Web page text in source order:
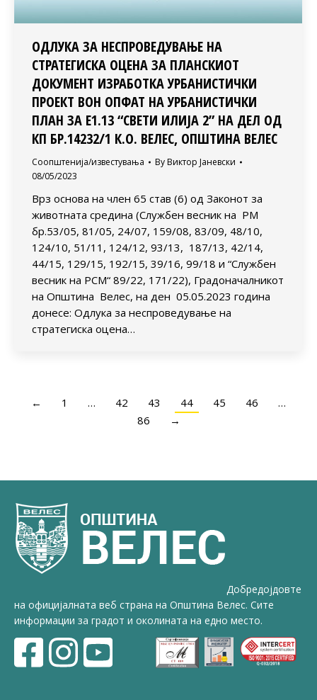
ОДЛУКА ЗА НЕСПРОВЕДУВАЊЕ НА
СТРАТЕГИСКА ОЦЕНА ЗА ПЛАНСКИОТ
ДОКУМЕНТ ИЗРАБОТКА УРБАНИСТИЧКИ
ПРОЕКТ ВОН ОПФАТ НА УРБАНИСТИЧКИ
ПЛАН ЗА Е1.13 “СВЕТИ ИЛИЈА 2” НА ДЕЛ ОД
КП БР.14232/1 К.О. ВЕЛЕС, ОПШТИНА ВЕЛЕС
Соопштенија/известувања By Виктор Јаневски
08/05/2023
Врз основа на член 65 став (6) од Законот за
животната средина (Службен весник на РМ
бр.53/05, 81/05, 24/07, 159/08, 83/09, 48/10,
124/10, 51/11, 124/12, 93/13, 187/13, 42/14,
44/15, 129/15, 192/15, 39/16, 99/18 и “Службен
весник на РСМ“ 89/22, 171/22), Градоначалникот
на Општина Велес, на ден 05.05.2023 година
донесе: Одлука за неспроведување на
стратегиска оцена…
← 1 … 42 43 44 45 46
…
86
→
Добредојдовте
на официјалната веб страна на Општина Велес. Сите
информации за градот и околината на едно место.